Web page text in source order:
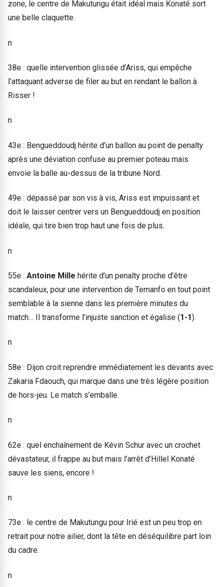
zone, le centre de Makutungu était idéal mais Konaté sort
une belle claquette.
n
38e : quelle intervention glissée d’Ariss, qui empêche
l’attaquant adverse de filer au but en rendant le ballon à
Risser !
n
43e : Bengueddoudj hérite d’un ballon au point de penalty
après une déviation confuse au premier poteau mais
envoie la balle au-dessus de la tribune Nord.
49e : dépassé par son vis à vis, Ariss est impuissant et
doit le laisser centrer vers un Bengueddoudj en position
idéale, qui tire bien trop haut une fois de plus.
n
55e : Antoine Mille hérite d’un penalty proche d’être
scandaleux, pour une intervention de Temanfo en tout point
semblable à la sienne dans les première minutes du
match… Il transforme l’injuste sanction et égalise (1-1).
n
58e : Dijon croit reprendre immédiatement les devants avec
Zakaria Fdaouch, qui marque dans une très légère position
de hors-jeu. Le match s’emballe.
n
62e : quel enchaînement de Kévin Schur avec un crochet
dévastateur, il frappe au but mais l’arrêt d’Hillel Konaté
sauve les siens, encore !
n
73e : le centre de Makutungu pour Irié est un peu trop en
retrait pour notre ailier, dont la tête en déséquilibre part loin
du cadre.
n